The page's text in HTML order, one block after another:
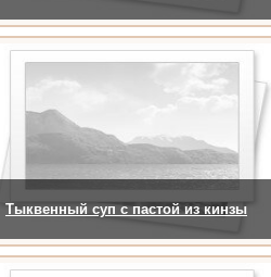
Тыквенный суп с пастой из кинзы